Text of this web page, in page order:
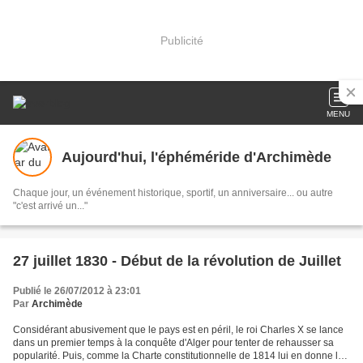
Publicité
MENU
Aujourd'hui, l'éphéméride d'Archimède
Chaque jour, un événement historique, sportif, un anniversaire... ou autre
"c'est arrivé un..."
27 juillet 1830 - Début de la révolution de Juillet
Publié le 26/07/2012 à 23:01
Par Archimède
Considérant abusivement que le pays est en péril, le roi Charles X se lance
dans un premier temps à la conquête d'Alger pour tenter de rehausser sa
popularité. Puis, comme la Charte constitutionnelle de 1814 lui en donne le